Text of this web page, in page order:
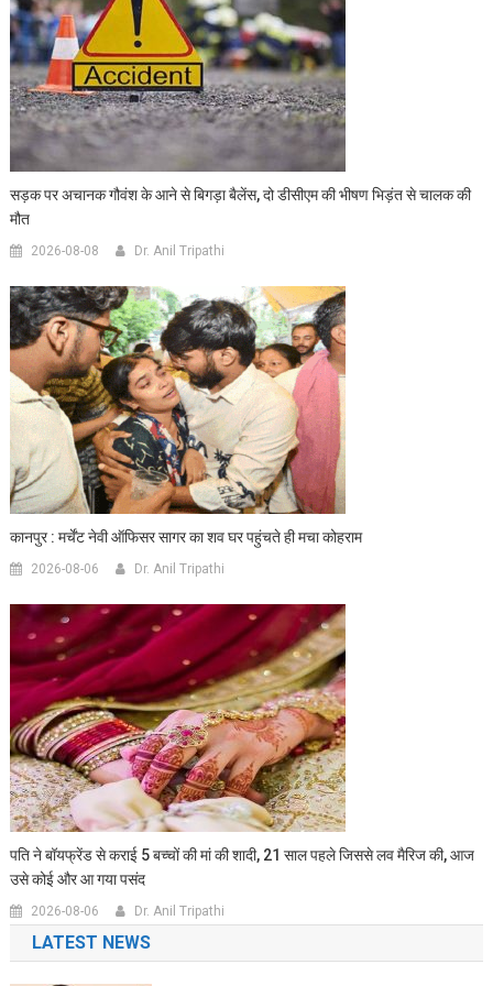
सड़क पर अचानक गौवंश के आने से बिगड़ा बैलेंस, दो डीसीएम की भीषण भिड़ंत से चालक की
मौत
2026-08-08 Dr. Anil Tripathi
कानपुर : मर्चेंट नेवी ऑफिसर सागर का शव घर पहुंचते ही मचा कोहराम
2026-08-06 Dr. Anil Tripathi
पति ने बॉयफ्रेंड से कराई 5 बच्चों की मां की शादी, 21 साल पहले जिससे लव मैरिज की, आज
उसे कोई और आ गया पसंद
2026-08-06 Dr. Anil Tripathi
LATEST NEWS